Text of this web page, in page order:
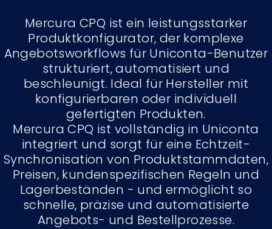
Mercura CPQ ist ein leistungsstarker
Produktkonfigurator, der komplexe
Angebotsworkflows für Uniconta-Benutzer
strukturiert, automatisiert und
beschleunigt. Ideal für Hersteller mit
konfigurierbaren oder individuell
gefertigten Produkten.
Mercura CPQ ist vollständig in Uniconta
integriert und sorgt für eine Echtzeit-
Synchronisation von Produktstammdaten,
Preisen, kundenspezifischen Regeln und
Lagerbeständen - und ermöglicht so
schnelle, präzise und automatisierte
Angebots- und Bestellprozesse.